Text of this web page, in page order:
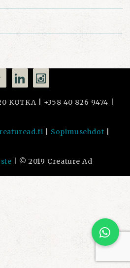
KOTKA | +358 40 826 9474 |
Sopimusehdot
| © 2019 Creature Ad